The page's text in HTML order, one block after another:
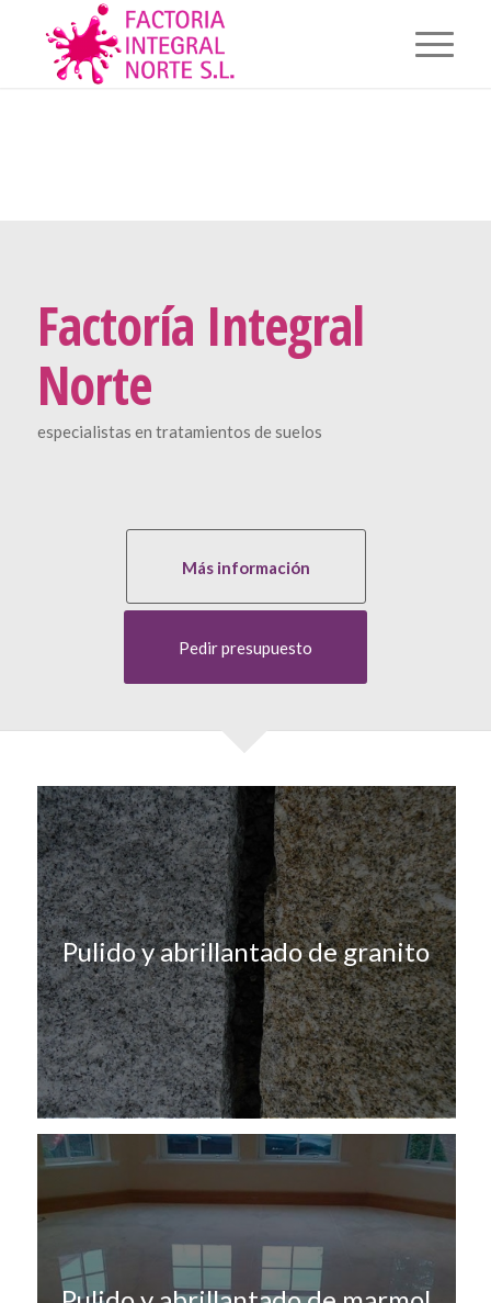
Factoría Integral
Norte
especialistas en tratamientos de suelos
Más información
Pedir presupuesto
Pulido y abrillantado de granito